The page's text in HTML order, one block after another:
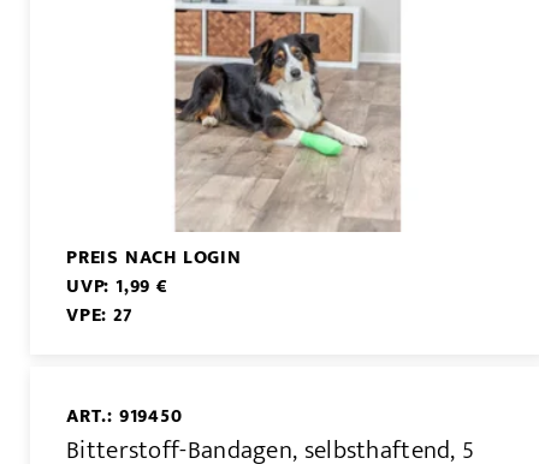
PREIS NACH LOGIN
UVP: 1,99 €
VPE: 27
ART.: 919450
Bitterstoff-Bandagen, selbsthaftend, 5